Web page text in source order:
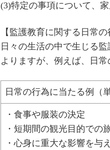
(3)特定の事項について、
【監護教育に関する日常の
日々の生活の中で生じる
よりますが、例えば、日
日常の行為に当たる例（
・食事や服装の決定
・短期間の観光目的での
・心身に重大な影響を与